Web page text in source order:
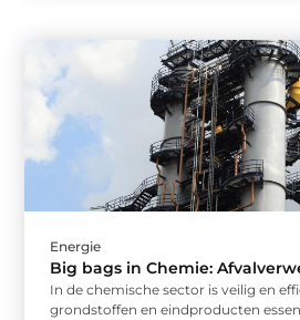
Energie
Big bags in Chemie:
In de chemische sector is veilig en
grondstoffen en eindproducten